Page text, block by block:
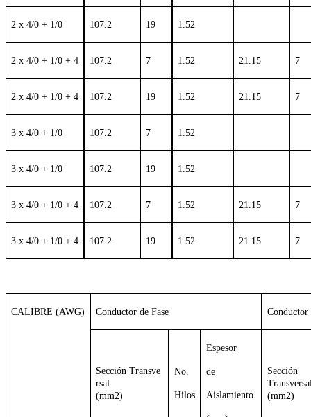
2 x 4/0 + 1/0 107.2 19 1.52
2 x 4/0 + 1/0 + 4 107.2 7 1.52 21.15 7
2 x 4/0 + 1/0 + 4 107.2 19 1.52 21.15 7
3 x 4/0 + 1/0 107.2 7 1.52
3 x 4/0 + 1/0 107.2 19 1.52
3 x 4/0 + 1/0 + 4 107.2 7 1.52 21.15 7
3 x 4/0 + 1/0 + 4 107.2 19 1.52 21.15 7
CALIBRE (AWG) Conductor de Fase
Sección Transve
rsal
(mm2)
No.
Hilos
Espesor
de
Aislamiento
Sección
(mm2)